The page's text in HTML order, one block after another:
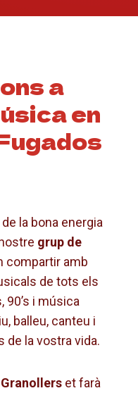
a
en
la bona energia
grup de
compartir amb
de tots els
90’s i música
balleu, canteu i
la vostra vida.
et farà